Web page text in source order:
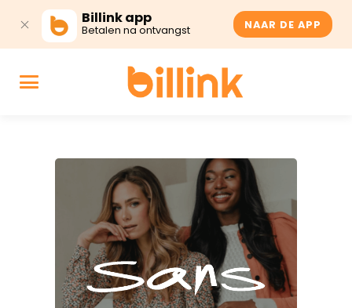
Billink app
Betalen na ontvangst NAAR DE APP